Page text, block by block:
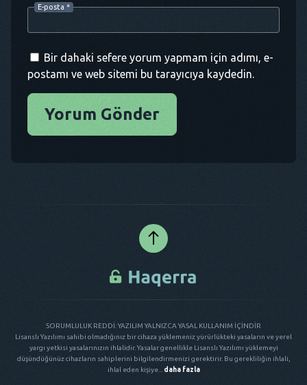
E-posta *
Bir dahaki sefere yorum yapmam için adımı, e-
postamı ve web sitemi bu tarayıcıya kaydedin.
Yorum Gönder
SORUMLULUK REDDİ: YAZILIM YALNIZCA YASAL KULLANIM İÇİNDİR
Lisanslı Yazılımı sahibi olmadığınız bir cihaza yüklemeniz yürürlükteki yasaların ve yerel
yargı yetkisi yasalarınızın ihlalidir. Yasalar genellikle Lisanslı Yazılımı yüklemeyi
düşündüğünüz cihazların sahiplerini bilgilendirmenizi gerektirir. Bu gerekliliğin ihlali,
ihlal eden kişiye...
daha fazla